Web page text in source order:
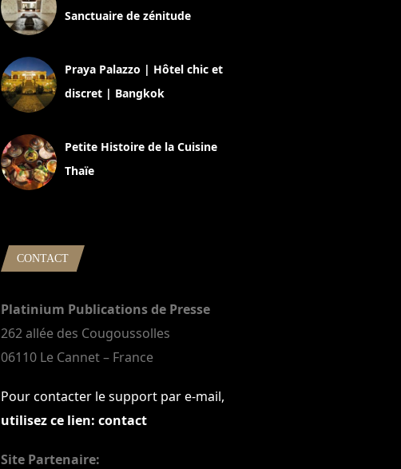
Sanctuaire de zénitude
Praya Palazzo | Hôtel chic et
discret | Bangkok
Petite Histoire de la Cuisine
Thaïe
CONTACT
Platinium Publications de Presse
262 allée des Cougoussolles
06110 Le Cannet – France
Pour contacter le support par e-mail,
utilisez ce lien: contact
Site Partenaire: